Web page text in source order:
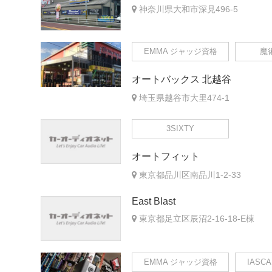
神奈川県大和市深見496-5
EMMA ジャッジ資格 魔
オートバックス 北越谷
埼玉県越谷市大里474-1
3SIXTY
オートフィット
東京都品川区南品川1-2-33
East Blast
東京都足立区辰沼2-16-18-E棟
EMMA ジャッジ資格